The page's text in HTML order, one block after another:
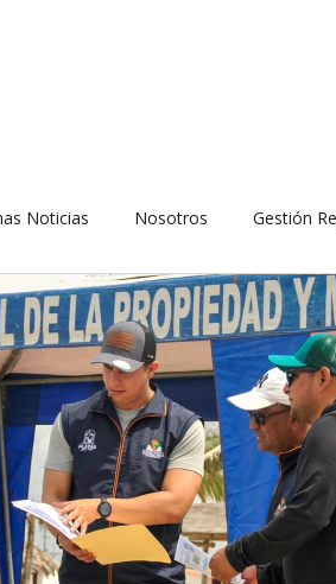
Noticias Nosotros Gestión